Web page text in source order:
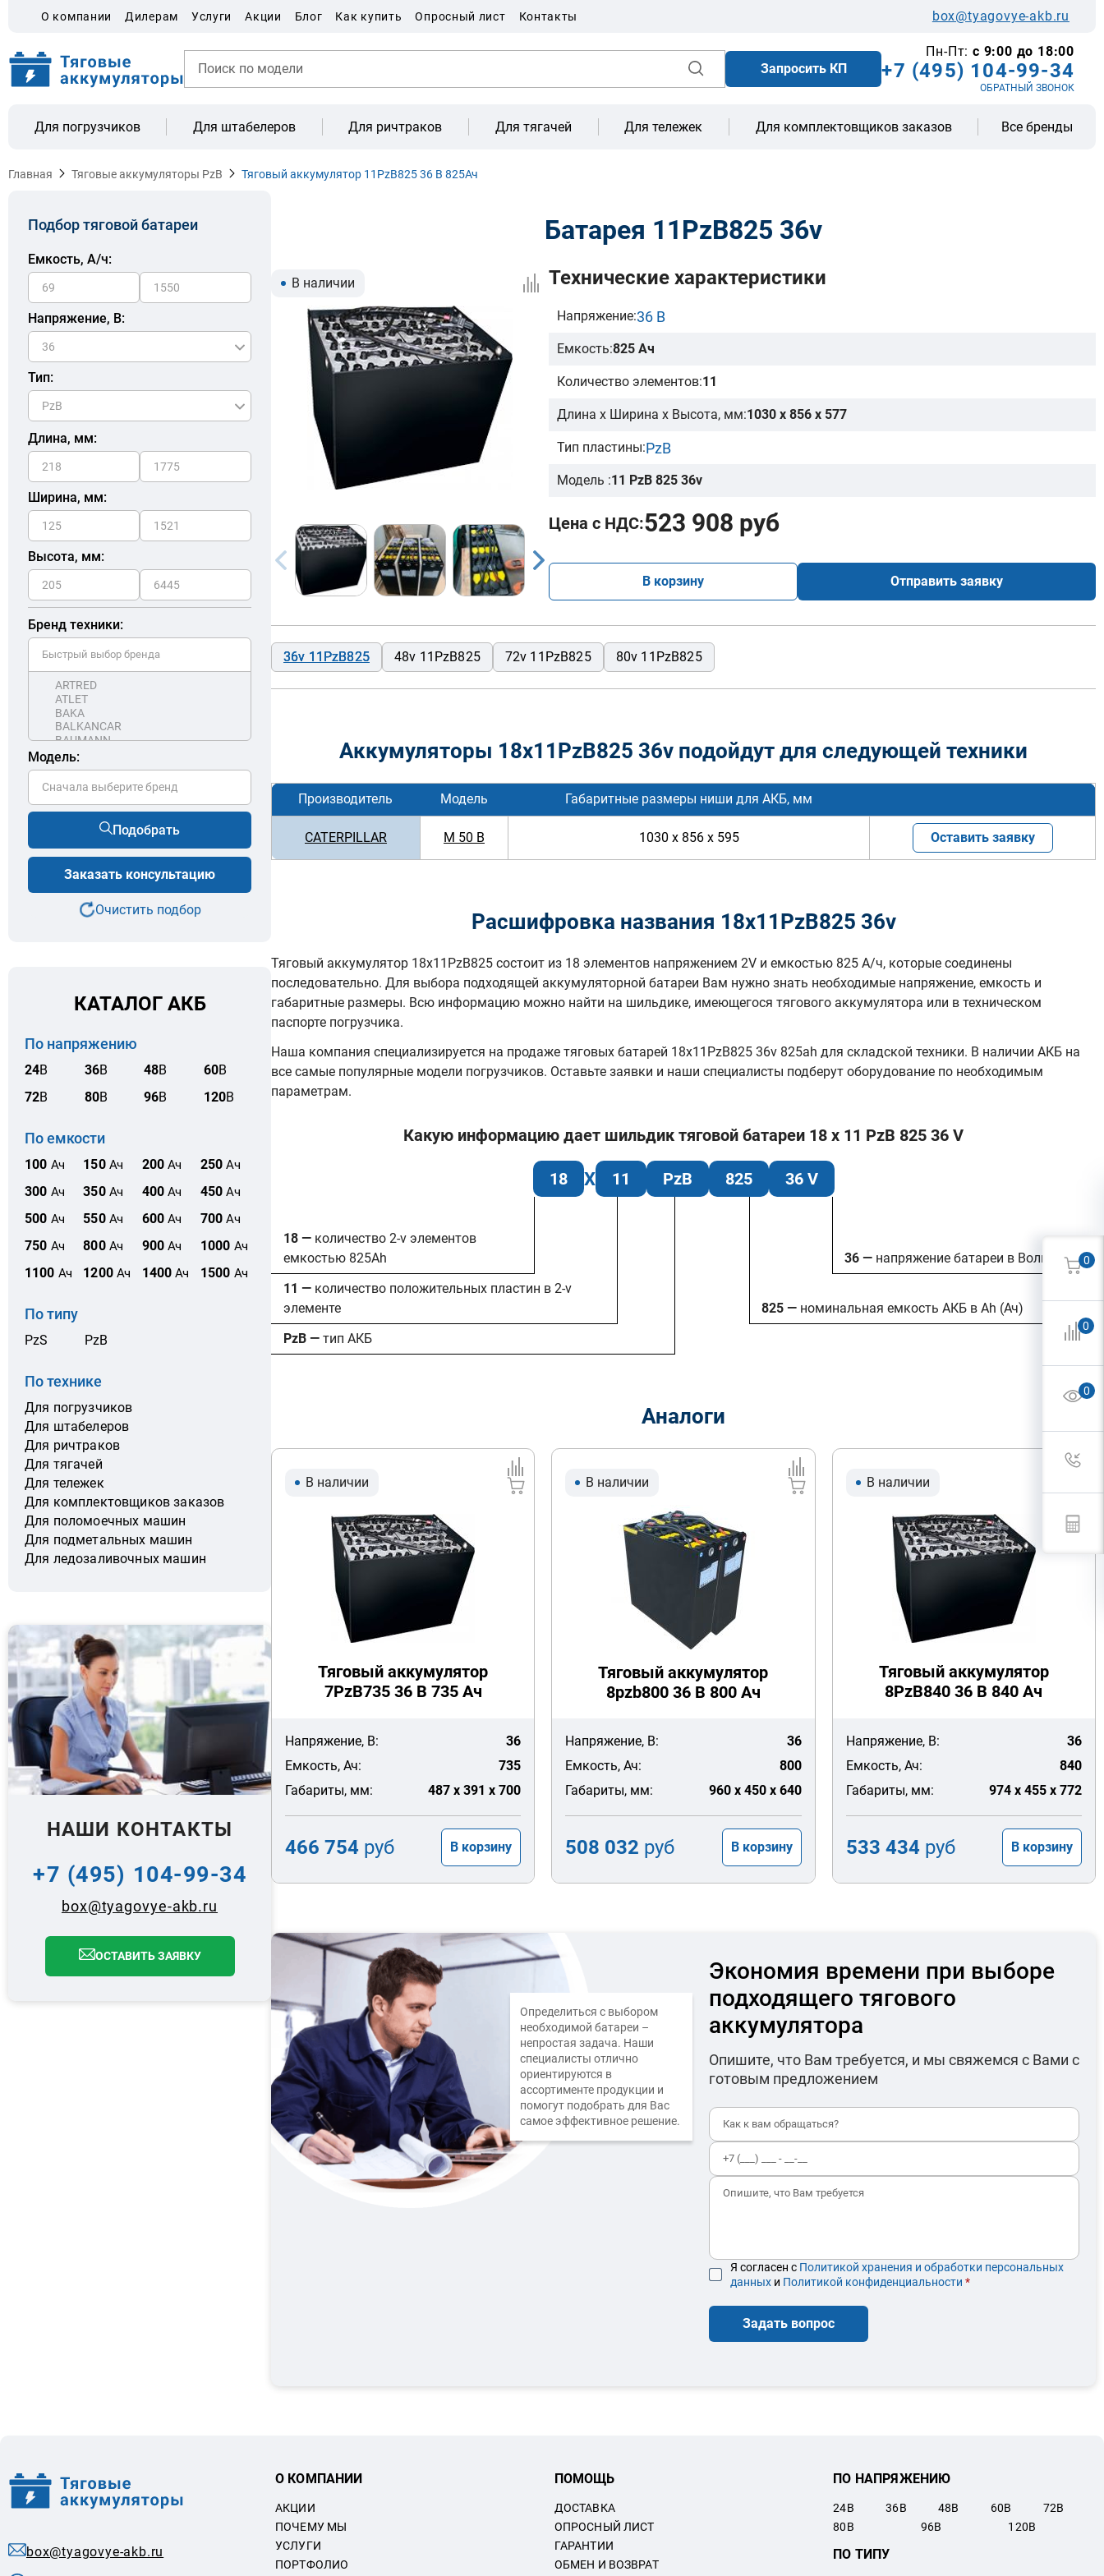
О компании Дилерам Услуги Акции Блог Как купить Опросный лист Контакты box@tyagovye-akb.ru
Запросить КП
Пн-Пт: с 9:00 до 18:00
+7 (495) 104-99-34
ОБРАТНЫЙ ЗВОНОК
Для погрузчиков Для штабелеров Для ричтраков Для тягачей Для тележек Для комплектовщиков заказов Все бренды
Главная Тяговые аккумуляторы PzB Тяговый аккумулятор 11PzB825 36 В 825Ач
Подбор тяговой батареи
Емкость, A/ч:
Напряжение, В:
Тип:
Длина, мм:
Ширина, мм:
Высота, мм:
Бренд техники:
Модель:
Сначала выберите бренд
Подобрать
Заказать консультацию
Очистить подбор
КАТАЛОГ АКБ
По напряжению
24В 36В 48В 60В
72В 80В 96В 120В
По емкости
100 Ач 150Ач 200Ач 250 Ач
300 Ач 350Ач 400Ач 450 Ач
500 Ач 550Ач 600Ач 700 Ач
750 Ач 800Ач 900Ач 1000 Ач
1100 Ач 1200Ач 1400 Ач 1500 Ач
По типу
PzS PzB
По технике
Для погрузчиков
Для штабелеров
Для ричтраков
Для тягачей
Для тележек
Для комплектовщиков заказов
Для поломоечных машин
Для подметальных машин
Для ледозаливочных машин
НАШИ КОНТАКТЫ
+7 (495) 104-99-34
box@tyagovye-akb.ru
ОСТАВИТЬ ЗАЯВКУ
Батарея 11PzB825 36v
В наличии Технические характеристики
Напряжение:36 В
Емкость:825 Ач
Количество элементов:11
Длина х Ширина х Высота, мм:1030 x 856 x 577
Тип пластины:PzB
Модель :11 PzB 825 36v
Цена с НДС:523 908 руб
В корзину Отправить заявку
36v 11PzB825 48v 11PzB825 72v 11PzB825 80v 11PzB825
Аккумуляторы 18x11PzB825 36v подойдут для следующей техники
Производитель Модель Габаритные размеры ниши для АКБ, мм
CATERPILLAR M 50 B 1030 x 856 x 595 Оставить заявку
Расшифровка названия 18х11PzB825 36v
Тяговый аккумулятор 18x11PzB825 состоит из 18 элементов напряжением 2V и емкостью 825 А/ч, которые соединены
последовательно. Для выбора подходящей аккумуляторной батареи Вам нужно знать необходимые напряжение, емкость и
габаритные размеры. Всю информацию можно найти на шильдике, имеющегося тягового аккумулятора или в техническом
паспорте погрузчика.
Наша компания специализируется на продаже тяговых батарей 18х11PzB825 36v 825ah для складской техники. В наличии АКБ на
все самые популярные модели погрузчиков. Оставьте заявки и наши специалисты подберут оборудование по необходимым
параметрам.
Какую информацию дает шильдик тяговой батареи 18 x 11 PzB 825 36 V
18 11 PzB 825 36 V
18 — количество 2-v элементов
емкостью 825Ah
36 — напряжение батареи в Вольтах
11 — количество положительных пластин в 2-v
элементе
825 — номинальная емкость АКБ в Ah (Ач)
PzB — тип АКБ
Аналоги
В наличии
Тяговый аккумулятор
7PzB735 36 В 735 Ач
Напряжение, В:
36
Емкость, Ач:
735
Габариты, мм:
487 x 391 x 700
466 754 руб В корзину
В наличии
Тяговый аккумулятор
8pzb800 36 В 800 Ач
Напряжение, В:
36
Емкость, Ач:
800
Габариты, мм:
960 x 450 x 640
508 032 руб В корзину
В наличии
Тяговый аккумулятор
8PzB840 36 В 840 Ач
Напряжение, В:
36
Емкость, Ач:
840
Габариты, мм:
974 x 455 x 772
533 434руб В корзину
Определиться с выбором
необходимой батареи –
непростая задача. Наши
специалисты отлично
ориентируются в
ассортименте продукции и
помогут подобрать для Вас
самое эффективное решение.
Экономия времени при выборе
подходящего тягового
аккумулятора
Опишите, что Вам требуется, и мы свяжемся с Вами с
готовым предложением
Я согласен с Политикой хранения и обработки персональных
данных и Политикой конфиденциальности *
Задать вопрос
box@tyagovye-akb.ru
О КОМПАНИИ
АКЦИИ
ПОЧЕМУ МЫ
УСЛУГИ
ПОРТФОЛИО
ПОМОЩЬ
ДОСТАВКА
ОПРОСНЫЙ ЛИСТ
ГАРАНТИИ
ОБМЕН И ВОЗВРАТ
ПО НАПРЯЖЕНИЮ
24В 36В 48В 60В 72В
80В 96В 120В
ПО ТИПУ
0
0
0